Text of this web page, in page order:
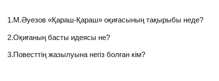
1.М.Әуезов «Қараш-Қараш» оқиғасының тақырыбы неде?
2.Оқиғаның басты идеясы не?
3.Повесттің жазылуына негіз болған кім?